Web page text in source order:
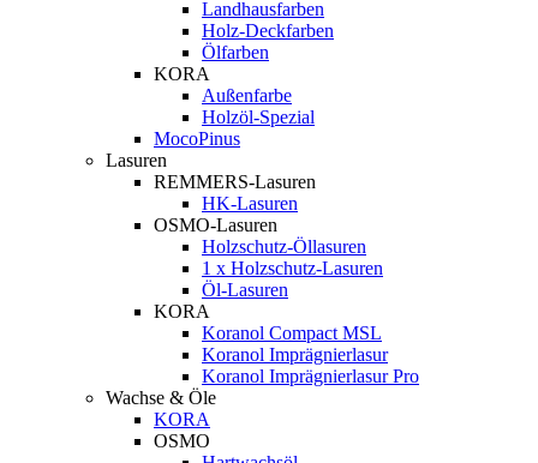
Landhausfarben
Holz-Deckfarben
Ölfarben
KORA
Außenfarbe
Holzöl-Spezial
MocoPinus
Lasuren
REMMERS-Lasuren
HK-Lasuren
OSMO-Lasuren
Holzschutz-Öllasuren
1 x Holzschutz-Lasuren
Öl-Lasuren
KORA
Koranol Compact MSL
Koranol Imprägnierlasur
Koranol Imprägnierlasur Pro
Wachse & Öle
KORA
OSMO